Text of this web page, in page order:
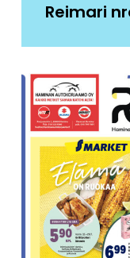
Reimari